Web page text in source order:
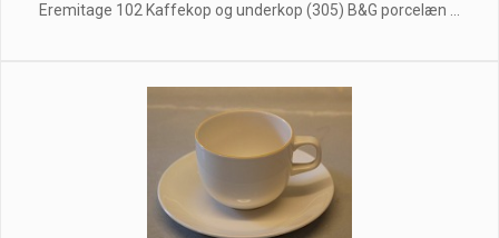
Eremitage 102 Kaffekop og underkop (305) B&G porcelæn ...